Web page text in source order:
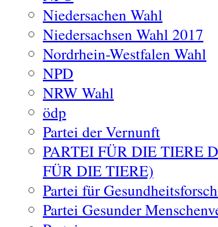
Niedersachen Wahl
Niedersachsen Wahl 2017
Nordrhein-Westfalen Wahl
NPD
NRW Wahl
ödp
Partei der Vernunft
PARTEI FÜR DIE TIERE
FÜR DIE TIERE)
Partei für
Partei Gesunder